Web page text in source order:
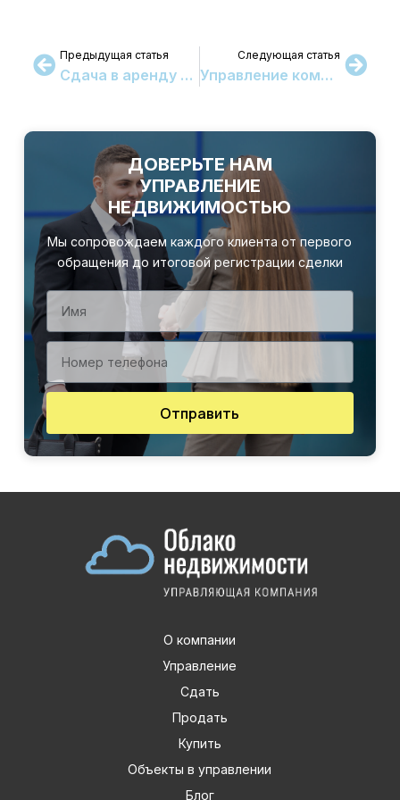
Предыдущая статья
Сдача в аренду торговых помещений в жилых домах СПб: Выгодное решение для владельцев
Следующая статья
Управление коммерческой недвижимостью: как превратить помещение в стабильный актив в Санкт-Петербурге
ДОВЕРЬТЕ НАМ
УПРАВЛЕНИЕ
НЕДВИЖИМОСТЬЮ
Мы сопровождаем каждого клиента от первого
обращения до итоговой регистрации сделки
Отправить
О компании
Управление
Сдать
Продать
Купить
Объекты в управлении
Блог